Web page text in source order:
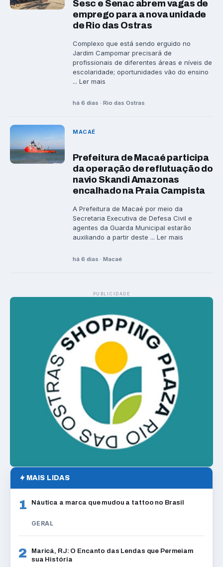
Sesc e Senac abrem vagas de
emprego para a nova unidade
de Rio das Ostras
Complexo que está sendo erguido no
Jardim Campomar precisará de
profissionais de diferentes áreas e níveis de
escolaridade; oportunidades vão do ensino
... Ler mais
há 6 dias · Rio das Ostras
MACAÉ
Prefeitura de Macaé participa
da operação de reflutuação do
navio Skandi Amazonas
encalhado na Praia Campista
A Prefeitura de Macaé por meio da
Secretaria Executiva de Defesa Civil e
agentes da Guarda Municipal estarão
auxiliando a partir deste ... Ler mais
há 6 dias · Macaé
PUBLICIDADE
MAIS LIDAS
1 Náutica a marca que mudou a tattoo no Brasil
GERAL
2
Maricá, RJ: O Encanto das Lendas que Permeiam
sua História